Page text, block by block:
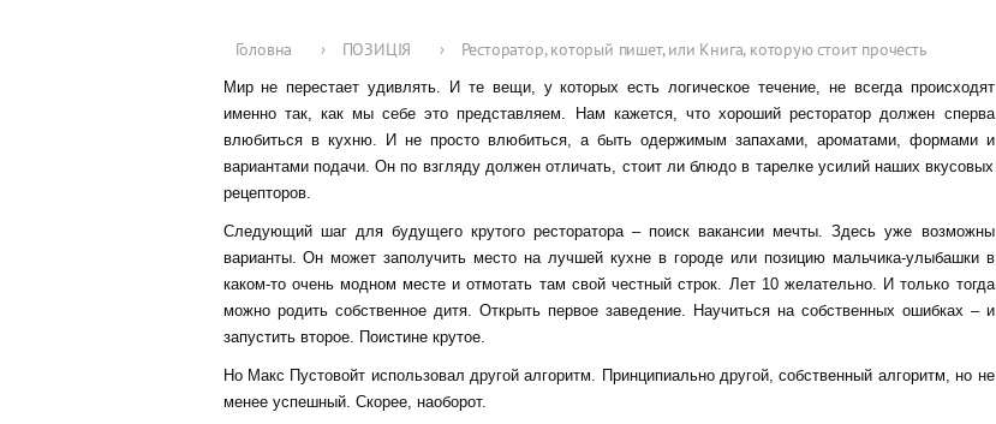
Головна › ПОЗИЦІЯ › Ресторатор, который пишет, или Книга, которую стоит прочесть
Мир не перестает удивлять. И те вещи, у которых есть логическое течение, не всегда происходят
именно так, как мы себе это представляем. Нам кажется, что хороший ресторатор должен сперва
влюбиться в кухню. И не просто влюбиться, а быть одержимым запахами, ароматами, формами и
вариантами подачи. Он по взгляду должен отличать, стоит ли блюдо в тарелке усилий наших вкусовых
рецепторов.
Следующий шаг для будущего крутого ресторатора – поиск вакансии мечты. Здесь уже возможны
варианты. Он может заполучить место на лучшей кухне в городе или позицию мальчика-улыбашки в
каком-то очень модном месте и отмотать там свой честный строк. Лет 10 желательно. И только тогда
можно родить собственное дитя. Открыть первое заведение. Научиться на собственных ошибках – и
запустить второе. Поистине крутое.
Но Макс Пустовойт использовал другой алгоритм. Принципиально другой, собственный алгоритм, но не
менее успешный. Скорее, наоборот.